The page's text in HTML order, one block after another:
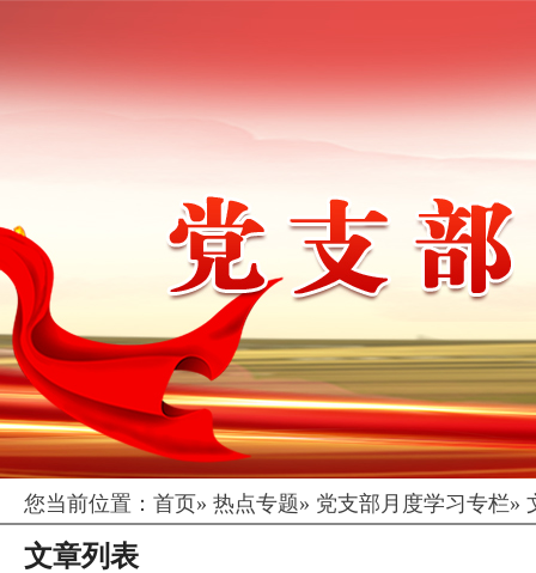
您当前位置： 首页» 热点专题» 党支部月度学习专栏»
文章列表